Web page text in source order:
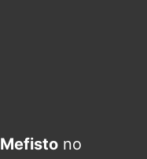
Mefisto no